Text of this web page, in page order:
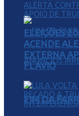
FIM DA
ELEIÇÕES
ACENDE
EXTERNA
FLÁVIO